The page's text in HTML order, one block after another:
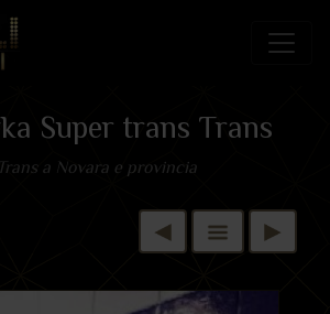
Super trans Trans
Trans a Novara e provincia